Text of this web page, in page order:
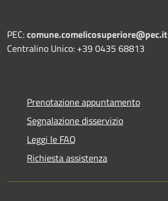
PEC:comune.comelicosuperiore@pec.it
Centralino Unico: +39 0435 68813
Prenotazione appuntamento
Segnalazione disservizio
Leggi le FAQ
Richiesta assistenza